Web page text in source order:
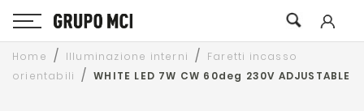
Home Illuminazione interni
Faretti incasso
orientabili
WHITE LED 7W CW 60deg 230V ADJUSTABLE